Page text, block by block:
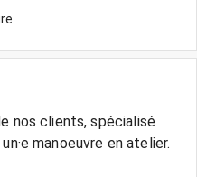
nos clients, spécialisé
manoeuvre en atelier.